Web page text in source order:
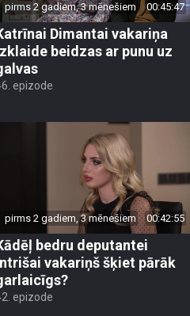
pirms 2 gadiem, 3 mēnešiem 00:45:47
Dimantai vakariņa
beidzas ar punu uz
epizode
pirms 2 gadiem, 3 mēnešiem 00:42:55
bedru deputantei
vakariņš šķiet pārāk
epizode